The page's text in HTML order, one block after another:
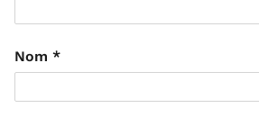
Nom *